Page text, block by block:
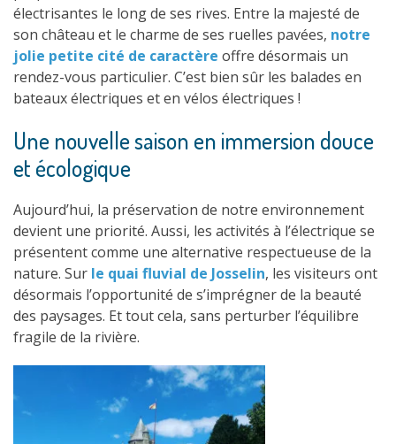
électrisantes le long de ses rives. Entre la majesté de
son château et le charme de ses ruelles pavées, notre
jolie petite cité de caractère offre désormais un
rendez-vous particulier. C’est bien sûr les balades en
bateaux électriques et en vélos électriques !
Une nouvelle saison en immersion douce
et écologique
Aujourd’hui, la préservation de notre environnement
devient une priorité. Aussi, les activités à l’électrique se
présentent comme une alternative respectueuse de la
nature. Sur le quai fluvial de Josselin, les visiteurs ont
désormais l’opportunité de s’imprégner de la beauté
des paysages. Et tout cela, sans perturber l’équilibre
fragile de la rivière.